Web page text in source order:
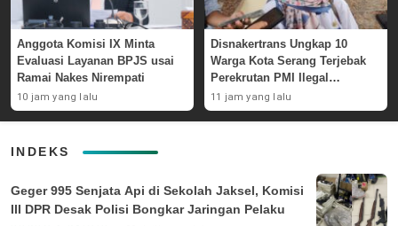
Anggota Komisi IX Minta
Evaluasi Layanan BPJS usai
Ramai Nakes Nirempati
10 jam yang lalu
Disnakertrans Ungkap 10
Warga Kota Serang Terjebak
Perekrutan PMI Ilegal
Sepanjang 2026
11 jam yang lalu
INDEKS
Geger 995 Senjata Api di Sekolah Jaksel, Komisi
III DPR Desak Polisi Bongkar Jaringan Pelaku